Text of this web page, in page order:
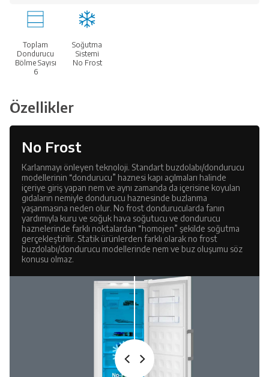
Toplam
Dondurucu
Bölme Sayısı
6
Soğutma
Sistemi
No Frost
Özellikler
No Frost
Karlanmayı önleyen teknoloji. Standart buzdolabı/dondurucu
modellerinin “dondurucu” haznesi kapı açılmaları halinde
içeriye giriş yapan nem ve aynı zamanda da içerisine koyulan
gıdaların nemiyle dondurucu haznesinde buzlanma
yaşanmasına neden olur. No frost dondurucularda fanın
yardımıyla kuru ve soğuk hava soğutucu ve dondurucu
haznelerinde farklı noktalardan “homojen” şekilde soğutma
gerçekleştirilir. Statik ürünlerden farklı olarak no frost
buzdolabı/dondurucu modellerinde nem ve buz oluşumu söz
konusu olmaz.